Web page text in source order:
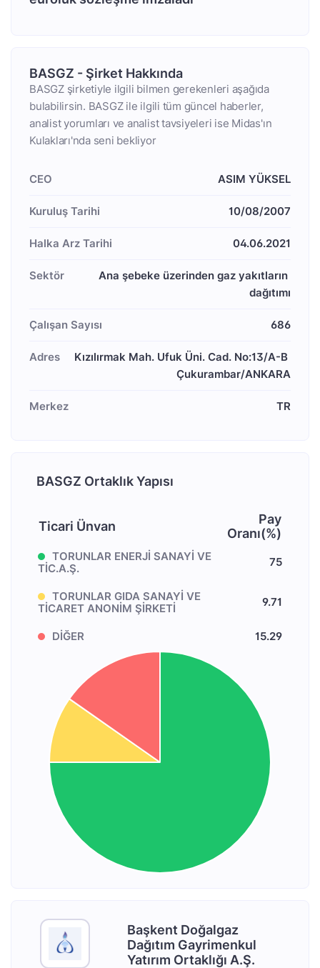
BASGZ - Şirket Hakkında
BASGZ şirketiyle ilgili bilmen gerekenleri aşağıda
bulabilirsin. BASGZ ile ilgili tüm güncel haberler,
analist yorumları ve analist tavsiyeleri ise Midas'ın
Kulakları'nda seni bekliyor
CEO ASIM YÜKSEL
Kuruluş Tarihi 10/08/2007
Halka Arz Tarihi 04.06.2021
Sektör
Ana şebeke üzerinden gaz yakıtların
dağıtımı
Çalışan Sayısı 686
Adres
Kızılırmak Mah. Ufuk Üni. Cad. No:13/A-B
Çukurambar/ANKARA
Merkez TR
BASGZ Ortaklık Yapısı
Ticari Ünvan
Pay
Oranı(%)
TORUNLAR ENERJİ SANAYİ VE
TİC.A.Ş.
75
TORUNLAR GIDA SANAYİ VE
TİCARET ANONİM ŞİRKETİ
9.71
DİĞER 15.29
Başkent Doğalgaz
Dağıtım Gayrimenkul
Yatırım Ortaklığı A.Ş.